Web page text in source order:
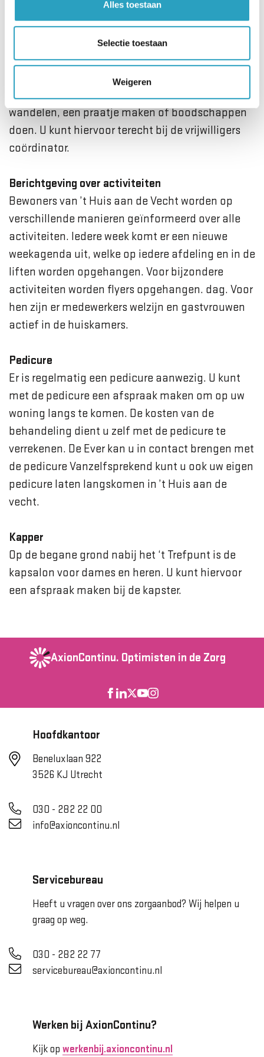
Alles toestaan
Selectie toestaan
Weigeren
wordt aangeboden. Wanneer u niet meer in staat
bent om zelfstandig aan de activiteiten deel te
nemen en niemand in uw omgeving heeft die u
kan helpen, dan zijn er mogelijkheden om een
vrijwilliger voor u te zoeken. De vrijwilliger kan u
dan begeleiden met een activiteit zoals
wandelen, een praatje maken of boodschappen
doen. U kunt hiervoor terecht bij de vrijwilligers
coördinator.
Berichtgeving over activiteiten
Bewoners van ’t Huis aan de Vecht worden op
verschillende manieren geïnformeerd over alle
activiteiten. Iedere week komt er een nieuwe
weekagenda uit, welke op iedere afdeling en in de
liften worden opgehangen. Voor bijzondere
activiteiten worden flyers opgehangen. dag. Voor
hen zijn er medewerkers welzijn en gastvrouwen
actief in de huiskamers.
Pedicure
Er is regelmatig een pedicure aanwezig. U kunt
met de pedicure een afspraak maken om op uw
woning langs te komen. De kosten van de
behandeling dient u zelf met de pedicure te
verrekenen. De Ever kan u in contact brengen met
de pedicure Vanzelfsprekend kunt u ook uw eigen
pedicure laten langskomen in ’t Huis aan de
vecht.
Kapper
Op de begane grond nabij het ‘t Trefpunt is de
kapsalon voor dames en heren. U kunt hiervoor
een afspraak maken bij de kapster.
AxionContinu. Optimisten in de Zorg
Hoofdkantoor
Beneluxlaan 922
3526 KJ Utrecht
030 - 282 22 00
info@axioncontinu.nl
Servicebureau
Heeft u vragen over ons zorgaanbod? Wij helpen u
graag op weg.
030 - 282 22 77
servicebureau@axioncontinu.nl
Werken bij AxionContinu?
Kijk op werkenbij.axioncontinu.nl